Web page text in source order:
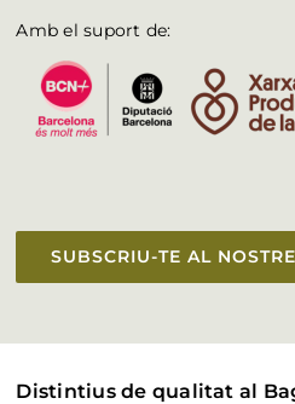
Amb el suport de:
SUBSCRIU-TE AL
Distintius de qualitat al